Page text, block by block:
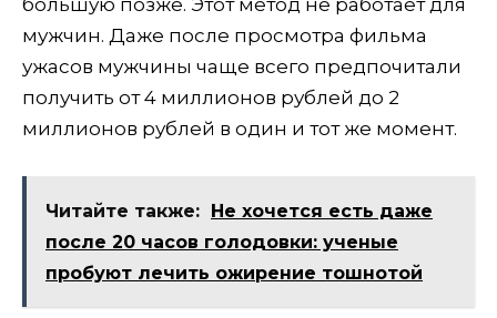
большую позже. Этот метод не работает для
мужчин. Даже после просмотра фильма
ужасов мужчины чаще всего предпочитали
получить от 4 миллионов рублей до 2
миллионов рублей в один и тот же момент.
Читайте также: Не хочется есть даже
после 20 часов голодовки: ученые
пробуют лечить ожирение тошнотой